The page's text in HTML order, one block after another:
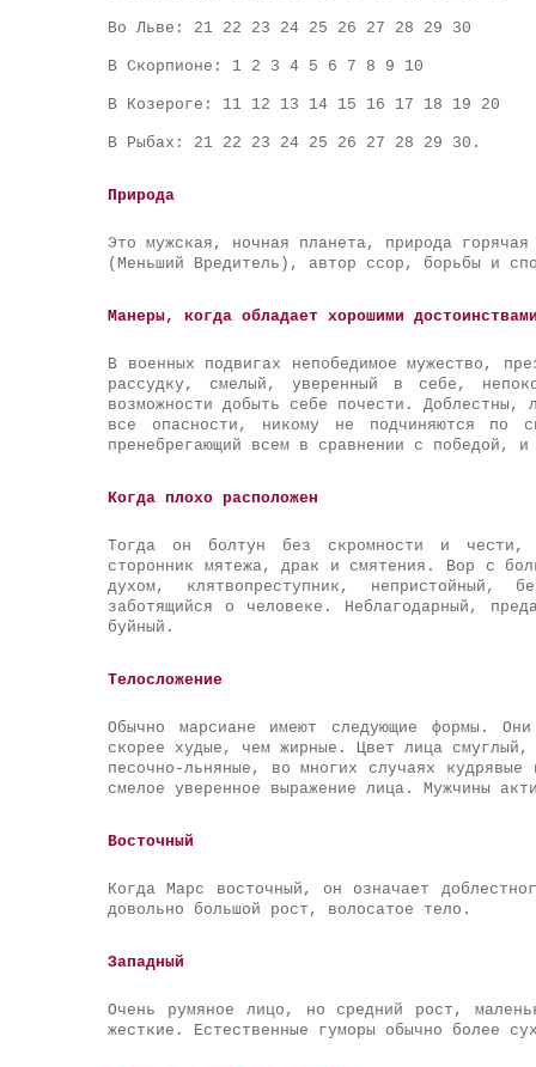
Во Льве: 21 22 23 24 25 26 27 28 29 30
В Скорпионе: 1 2 3 4 5 6 7 8 9 10
В Козероге: 11 12 13 14 15 16 17 18 19 20
В Рыбах: 21 22 23 24 25 26 27 28 29 30.
Природа
Это мужская, ночная планета, природа
(Меньший Вредитель), автор ссор, борьбы и
Манеры, когда обладает хорошими
В военных подвигах непобедимое мужество,
рассудку, смелый, уверенный в себе,
возможности добыть себе почести.
все опасности, никому не подчиняются по
пренебрегающий всем в сравнении с победой,
Когда плохо расположен
Тогда он болтун без скромности и чести,
сторонник мятежа, драк и смятения. Вор с
духом, клятвопреступник, непристойный,
заботящийся о человеке. Неблагодарный,
буйный.
Телосложение
Обычно марсиане имеют следующие формы.
скорее худые, чем жирные. Цвет лица
песочно-льняные, во многих случаях
смелое уверенное выражение лица. Мужчины
Восточный
Когда Марс восточный, он означает
довольно большой рост, волосатое тело.
Западный
Очень румяное лицо, но средний рост,
жесткие. Естественные гуморы обычно более